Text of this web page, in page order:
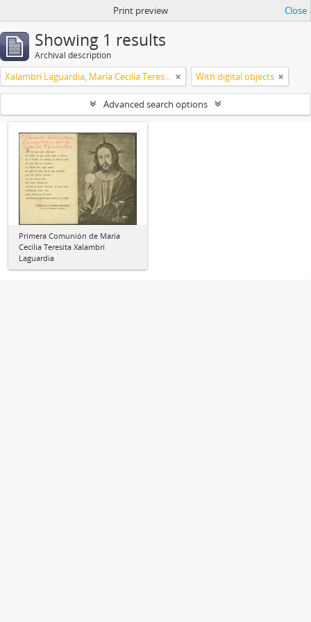
Print preview Close
Showing 1 results
Archival description
Xalambrí Laguardia, María Cecilia Teresita With digital objects
Advanced search options
Primera Comunión de María
Cecilia Teresita Xalambrí
Laguardia